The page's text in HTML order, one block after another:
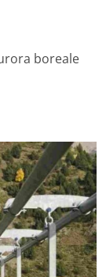
boreale